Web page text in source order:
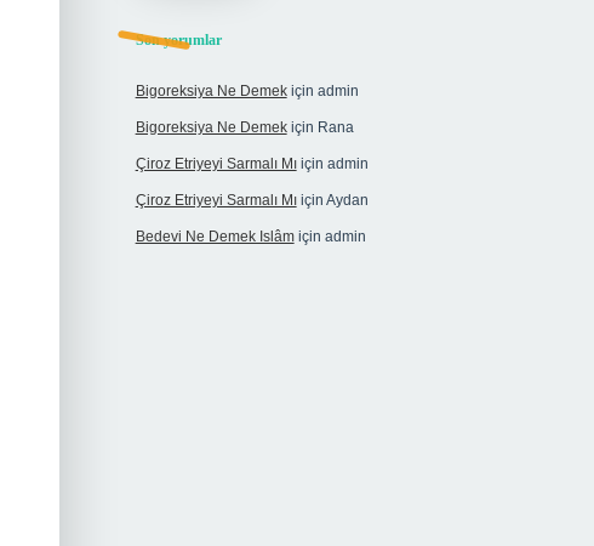
Son yorumlar
Bigoreksiya Ne Demekiçin admin
Bigoreksiya Ne Demekiçin Rana
Çiroz Etriyeyi Sarmalı Mıiçin admin
Çiroz Etriyeyi Sarmalı Mıiçin Aydan
Bedevi Ne Demek Islâmiçin admin